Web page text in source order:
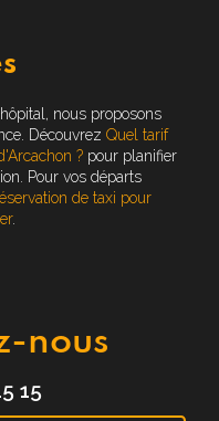
nous proposons
Découvrez Quel tarif
? pour planifier
Pour vos départs
de taxi pour
.
nous
15